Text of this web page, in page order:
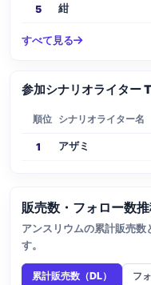
5 紺
すべて見る
参加シナリオライター
順位 シナリオライター名
1 アザミ
販売数・フォロー数
アンスリウムの累計販売
す。
累計販売数（DL） フ